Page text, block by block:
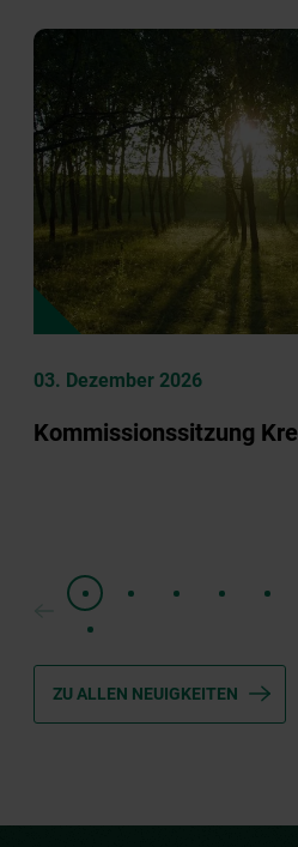
Kommissionssitzung
03. Dezember 2026
ZU ALLEN NEUIGKEITEN